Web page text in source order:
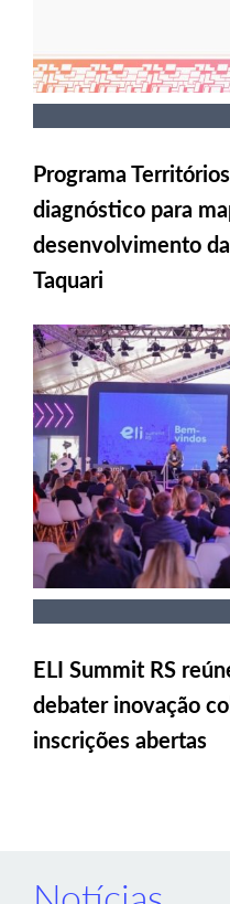
Programa
diagnóstico para
desenvolvimento
Taquari
ELI Summit RS
debater inovação
inscrições abertas